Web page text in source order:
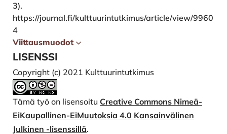
3).
https://journal.fi/kulttuurintutkimus/article/view/9960
4
Viittausmuodot
LISENSSI
Copyright (c) 2021 Kulttuurintutkimus
Tämä työ on lisensoitu Creative Commons Nimeä-
EiKaupallinen-EiMuutoksia 4.0 Kansainvälinen
Julkinen -lisenssillä.